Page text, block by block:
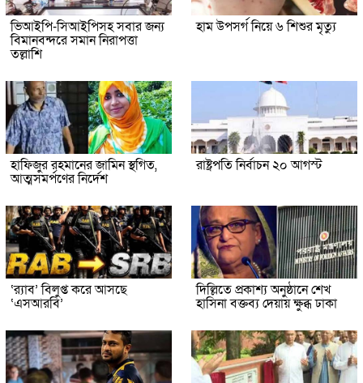
ভিআইপি-সিআইপিসহ সবার জন্য
বিমানবন্দরে সমান নিরাপত্তা
তল্লাশি
হাম উপসর্গ নিয়ে ৬ শিশুর মৃত্যু
হাফিজুর রহমানের জামিন স্থগিত,
আত্মসমর্পণের নির্দেশ
রাষ্ট্রপতি নির্বাচন ২০ আগস্ট
‘র‍্যাব’ বিলুপ্ত করে আসছে
‘এসআরবি’
দিল্লিতে প্রকাশ্য অনুষ্ঠানে শেখ
হাসিনা বক্তব্য দেয়ায় ক্ষুব্ধ ঢাকা